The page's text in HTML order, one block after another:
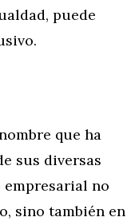
puede
que ha
sus diversas
no
sino también en